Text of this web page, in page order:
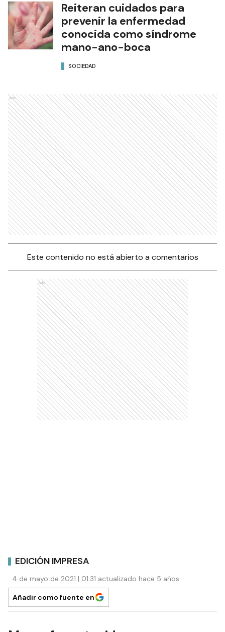
Reiteran cuidados para
prevenir la enfermedad
conocida como síndrome
mano-ano-boca
SOCIEDAD
Ads
Este contenido no está abierto a comentarios
Ads
EDICIÓN IMPRESA
4 de mayo de 2021 | 01:31 actualizado hace 5 años
Añadir como fuente en